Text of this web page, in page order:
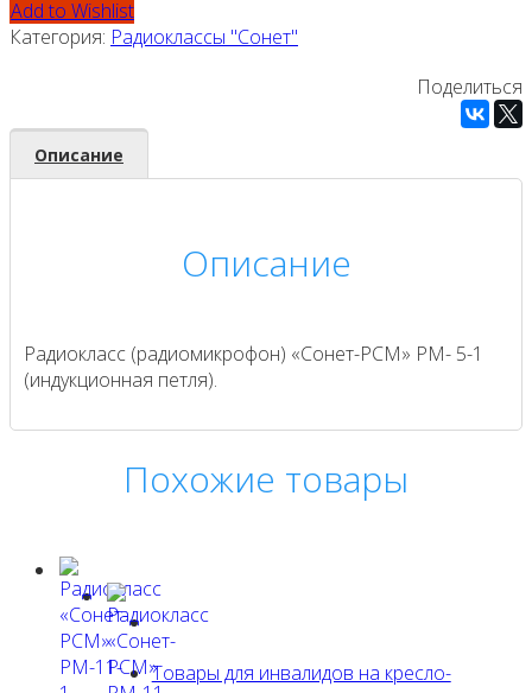
Add to Wishlist
Категория: Радиоклассы "Сонет"
Поделиться
Описание
Описание
Радиокласс (радиомикрофон) «Сонет-РСМ» РМ- 5-1
(индукционная петля).
Похожие товары
Товары для инвалидов на кресло-